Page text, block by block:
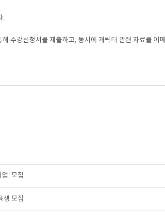
.
수강신청서를 제출하고, 동시에 캐릭터 관련 자료를
’ 모집
생 모집